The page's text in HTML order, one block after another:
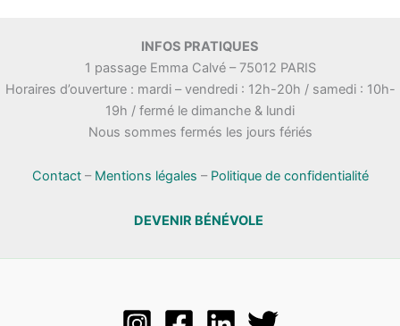
INFOS PRATIQUES
1 passage Emma Calvé – 75012 PARIS
Horaires d’ouverture : mardi – vendredi : 12h-20h / samedi : 10h-
19h / fermé le dimanche & lundi
Nous sommes fermés les jours fériés
Contact– Mentions légales – Politique de confidentialité
DEVENIR BÉNÉVOLE